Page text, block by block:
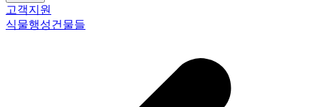
고객지원
식물행성건물들